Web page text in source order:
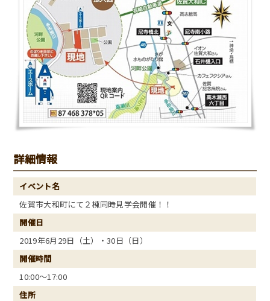
詳細情報
イベント名
佐賀市大和町にて２棟同時見学会開催！！
開催日
2019年6月29日（土）・30日（日）
開催時間
10:00～17:00
住所